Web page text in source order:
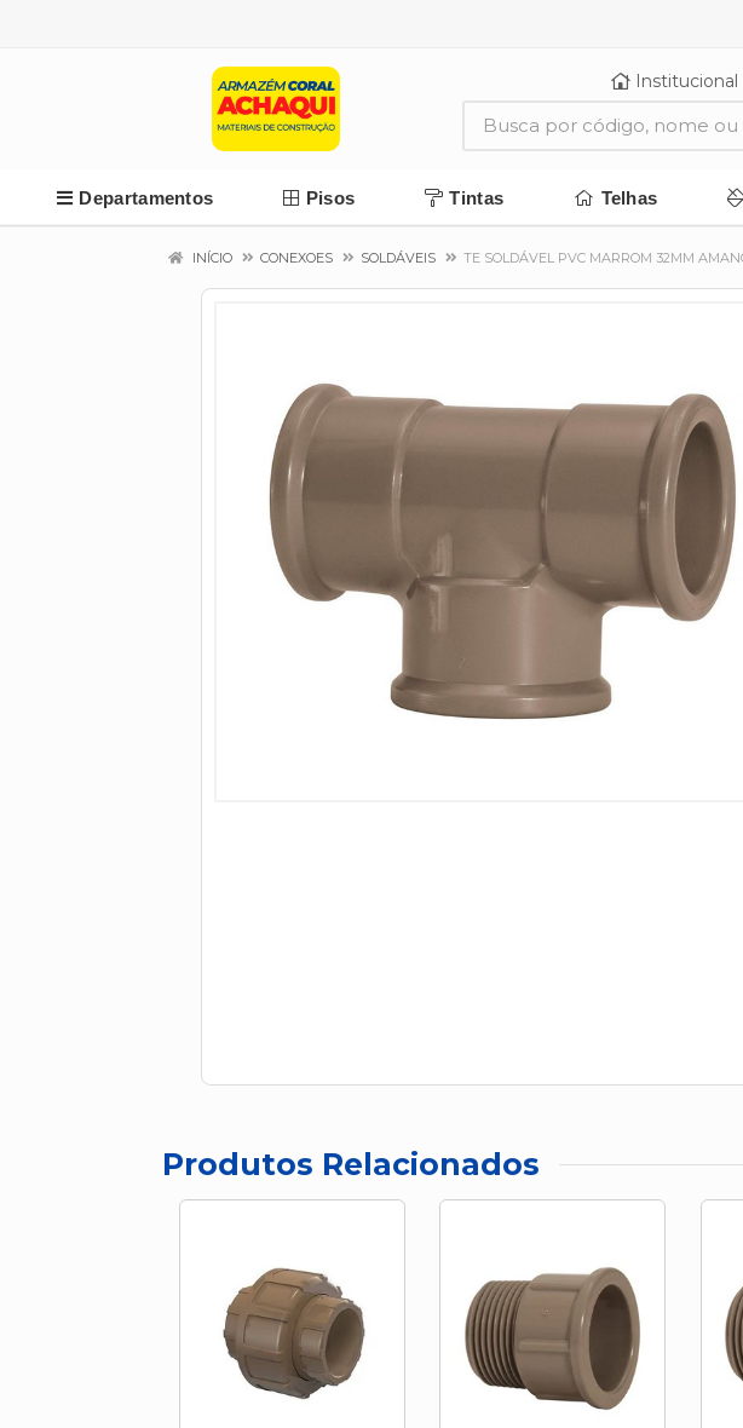
Institucional
Departamentos Pisos Tintas Telhas
INÍCIO CONEXOES SOLDÁVEIS TE SOLDÁVEL PVC MARROM 32MM
Produtos Relacionados